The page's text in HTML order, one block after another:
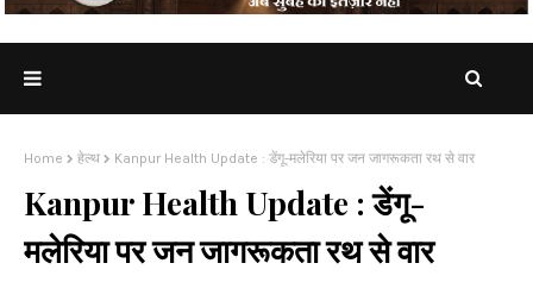
Home हेल्थ Kanpur Health Update : डेंगू-मलेरिया पर जन जागरूकता रथ से वार
Kanpur Health Update : डेंगू-
मलेरिया पर जन जागरूकता रथ से वार